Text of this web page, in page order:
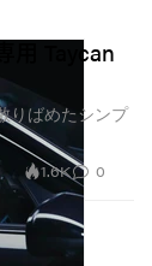
用 Taycan
りばめたシンプ
1.6K 0